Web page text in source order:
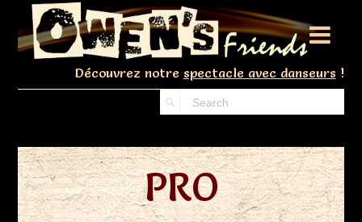

Découvrez notre spectacle avec danseurs !
PRO